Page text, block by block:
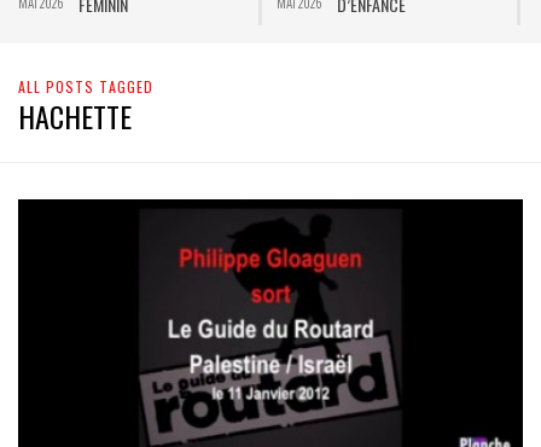
ALL POSTS TAGGED
HACHETTE